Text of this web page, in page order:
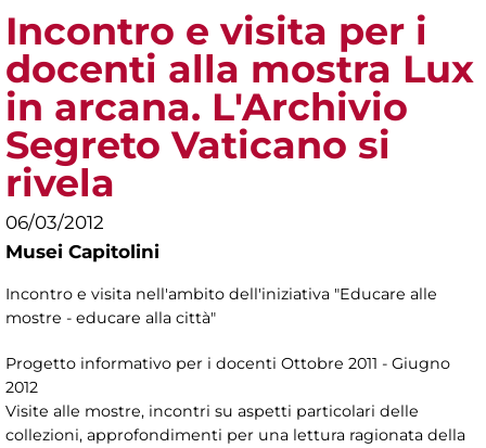
Incontro e visita per i
docenti alla mostra Lux
in arcana. L'Archivio
Segreto Vaticano si
rivela
06/03/2012
Musei Capitolini
Incontro e visita nell'ambito dell'iniziativa "Educare alle
mostre - educare alla città"
Progetto informativo per i docenti Ottobre 2011 - Giugno
2012
Visite alle mostre, incontri su aspetti particolari delle
collezioni, approfondimenti per una lettura ragionata della